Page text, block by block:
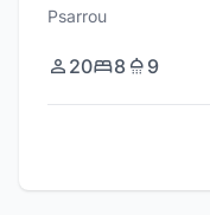
Psarrou
20 8 9